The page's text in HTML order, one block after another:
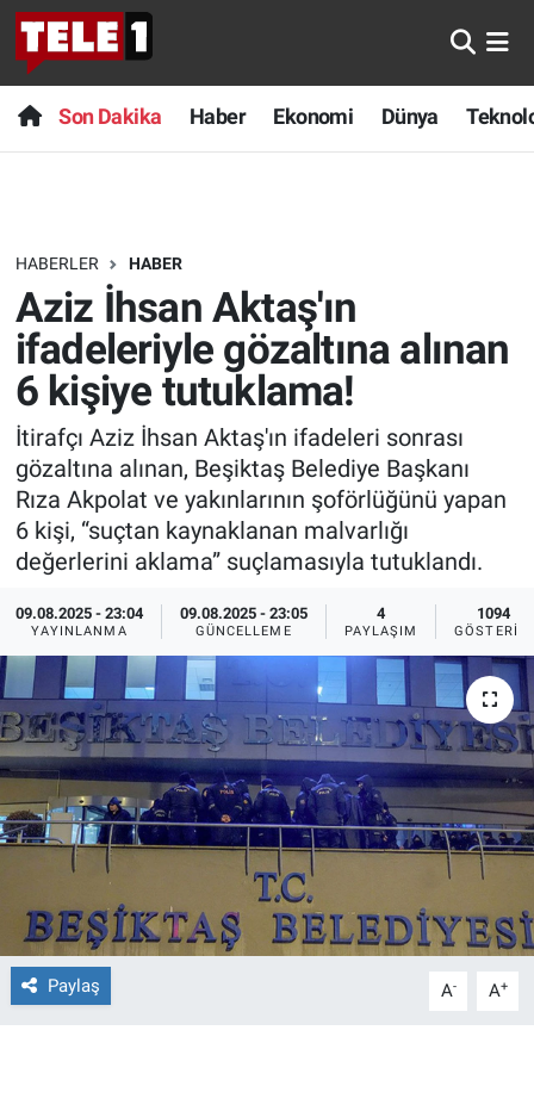
Son Dakika Haber Ekonomi Dünya
HABERLER HABER
Aziz İhsan Aktaş'ın
ifadeleriyle gözaltına alınan
6 kişiye tutuklama!
İtirafçı Aziz İhsan Aktaş'ın ifadeleri sonrası
gözaltına alınan, Beşiktaş Belediye Başkanı
Rıza Akpolat ve yakınlarının şoförlüğünü yapan
6 kişi, “suçtan kaynaklanan malvarlığı
değerlerini aklama” suçlamasıyla tutuklandı.
09.08.2025 - 23:04
YAYINLANMA
09.08.2025 - 23:05
GÜNCELLEME
4
PAYLAŞIM
1094
GÖSTERIM
Paylaş A- A+
Anında Manşet
Başka Sohbetler
Bilim turu
Bilim ve Teknoloji Evreni
Doğa Konuşuyor
Dünya
Ege Saati
Ege'den Esintiler
Eğitim
Eğlence
Ekonomi
Forum
Gerçeğin İzinde
Gün Başlıyor
Gün Bitiyor
Son Dakika
Haber
Dünya
Teknoloji
Sağlık
Spor
Yayın Akışı
İletişim
Nöbetçi Eczaneler
Hava Durumu
Trafik Durumu
Süper Lig Puan Durumu ve Fikstür
Tüm Manşetler
Son Dakika Haberleri
Haber Arşivi